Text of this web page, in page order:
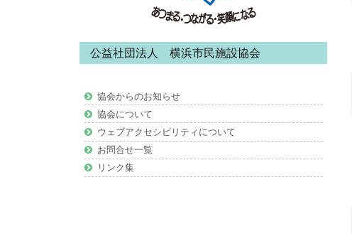
シ
ン
ン
テ
ツ
公益社団法人 横浜市民施設協会
協会からのお知らせ
協会について
ウェブアクセシビリティについて
お問合せ一覧
リンク集